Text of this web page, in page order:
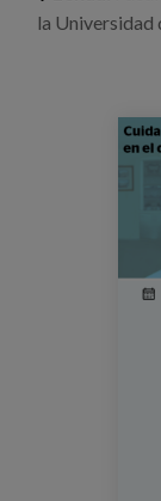
Berriak
la Universidad